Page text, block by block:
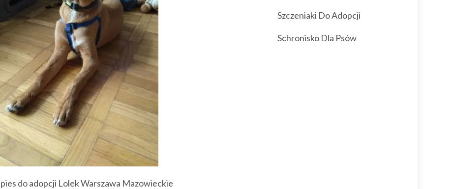
do adopcji Lolek Warszawa Mazowieckie
Szczeniaki Do Adopcji
Schronisko Dla Psów